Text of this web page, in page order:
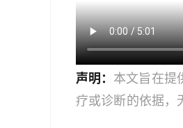
声明： 本文旨在提
疗或诊断的依据，